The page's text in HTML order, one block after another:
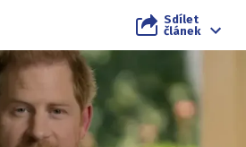
Sdílet
článek